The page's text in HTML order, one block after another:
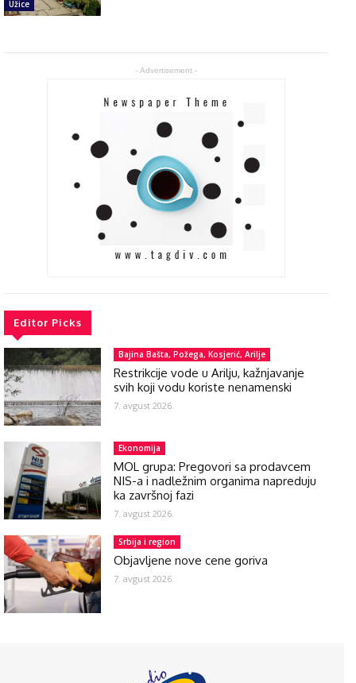
Užice
- Advertisement -
Editor Picks
Bajina Bašta, Požega, Kosjerić, Arilje
Restrikcije vode u Arilju, kažnjavanje
svih koji vodu koriste nenamenski
7. avgust 2026.
Ekonomija
MOL grupa: Pregovori sa prodavcem
NIS-a i nadležnim organima napreduju
ka završnoj fazi
7. avgust 2026.
Srbija i region
Objavljene nove cene goriva
7. avgust 2026.